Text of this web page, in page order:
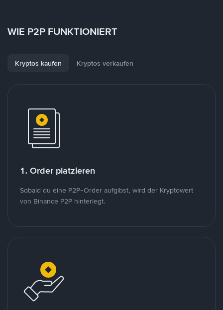
WIE P2P FUNKTIONIERT
Kryptos kaufen Kryptos verkaufen
1. Order platzieren
Sobald du eine P2P-Order aufgibst, wird der Kryptowert
von Binance P2P hinterlegt.